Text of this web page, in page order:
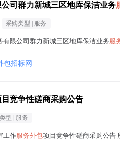
司群力新城三区地库保洁业务
采购类型 | 服务
有限公司群力新城三区地库保洁业务服
包招标网
目竞争性磋商采购公告
型 | 服务
工作服务外包项目竞争性磋商采购公告